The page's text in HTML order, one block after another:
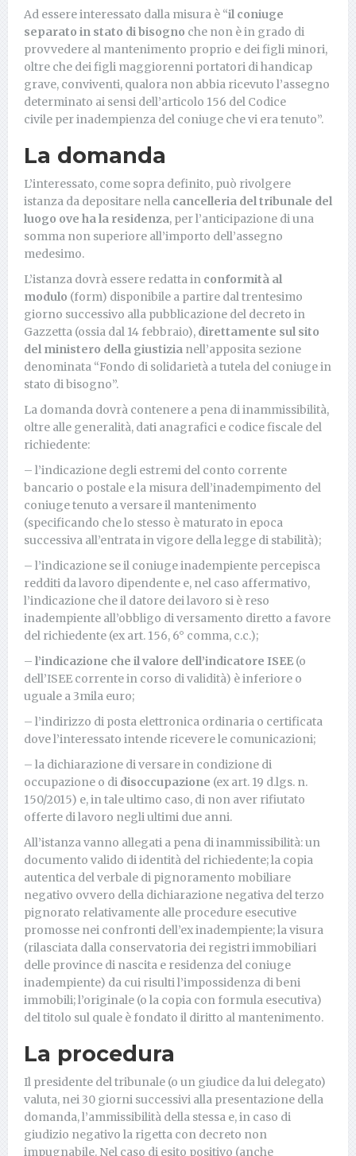
Ad essere interessato dalla misura è “il coniuge
separato in stato di bisogno che non è in grado di
provvedere al mantenimento proprio e dei figli minori,
oltre che dei figli maggiorenni portatori di handicap
grave, conviventi, qualora non abbia ricevuto l’assegno
determinato ai sensi dell’articolo 156 del Codice
civile per inadempienza del coniuge che vi era tenuto”.
La domanda
L’interessato, come sopra definito, può rivolgere
istanza da depositare nella cancelleria del tribunale del
luogo ove ha la residenza, per l’anticipazione di una
somma non superiore all’importo dell’assegno
medesimo.
L’istanza dovrà essere redatta in conformità al
modulo (form) disponibile a partire dal trentesimo
giorno successivo alla pubblicazione del decreto in
Gazzetta (ossia dal 14 febbraio), direttamente sul sito
del ministero della giustizia nell’apposita sezione
denominata “Fondo di solidarietà a tutela del coniuge in
stato di bisogno”.
La domanda dovrà contenere a pena di inammissibilità,
oltre alle generalità, dati anagrafici e codice fiscale del
richiedente:
– l’indicazione degli estremi del conto corrente
bancario o postale e la misura dell’inadempimento del
coniuge tenuto a versare il mantenimento
(specificando che lo stesso è maturato in epoca
successiva all’entrata in vigore della legge di stabilità);
– l’indicazione se il coniuge inadempiente percepisca
redditi da lavoro dipendente e, nel caso affermativo,
l’indicazione che il datore dei lavoro si è reso
inadempiente all’obbligo di versamento diretto a favore
del richiedente (ex art. 156, 6° comma, c.c.);
– l’indicazione che il valore dell’indicatore ISEE (o
dell’ISEE corrente in corso di validità) è inferiore o
uguale a 3mila euro;
– l’indirizzo di posta elettronica ordinaria o certificata
dove l’interessato intende ricevere le comunicazioni;
– la dichiarazione di versare in condizione di
occupazione o di disoccupazione (ex art. 19 d.lgs. n.
150/2015) e, in tale ultimo caso, di non aver rifiutato
offerte di lavoro negli ultimi due anni.
All’istanza vanno allegati a pena di inammissibilità: un
documento valido di identità del richiedente; la copia
autentica del verbale di pignoramento mobiliare
negativo ovvero della dichiarazione negativa del terzo
pignorato relativamente alle procedure esecutive
promosse nei confronti dell’ex inadempiente; la visura
(rilasciata dalla conservatoria dei registri immobiliari
delle province di nascita e residenza del coniuge
inadempiente) da cui risulti l’impossidenza di beni
immobili; l’originale (o la copia con formula esecutiva)
del titolo sul quale è fondato il diritto al mantenimento.
La procedura
Il presidente del tribunale (o un giudice da lui delegato)
valuta, nei 30 giorni successivi alla presentazione della
domanda, l’ammissibilità della stessa e, in caso di
giudizio negativo la rigetta con decreto non
impugnabile. Nel caso di esito positivo (anche